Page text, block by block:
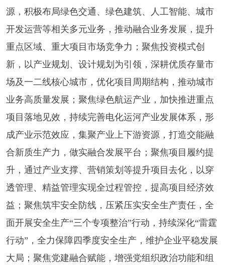
源，积极布局绿色交通、绿色建筑、人工智能、城市
开发运营等相关多元业务，推动融合业务发展，提升
重点区域、重大项目市场竞争力； 聚焦投资模式创
新， 以产业规划、设计规划为引领，深耕优质存量市
场及一二线核心城市，优化项目周期结构，推动城市
业务高质量发展； 聚焦绿色航运产业，加快推进重点
项目落地见效，持续完善电化运河产业发展体系，形
成产业示范效应，集聚产业上下游资源，打造交能融
合新质生产力，做实融合发展平台； 聚焦项目履约提
升， 通过产业支撑、营销策划等提升项目去化，以穿
透管理、精益管理实现全过程管控，提高项目经济效
益； 聚焦筑牢安全防线， 压紧压实安全生产责任，全
面开展安全生产“三个专项整治”行动，持续深化“雷霆
行动”，全力保障四季度安全生产，维护企业平稳发展
大局； 聚焦党建融合赋能， 增强党组织政治功能和组